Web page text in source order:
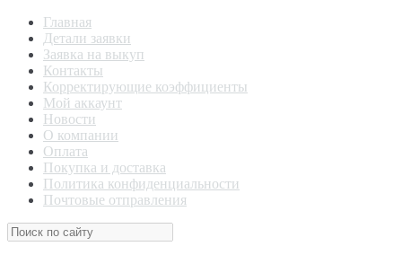
Главная
Детали заявки
Заявка на выкуп
Контакты
Корректирующие коэффициенты
Мой аккаунт
Новости
О компании
Оплата
Покупка и доставка
Политика конфиденциальности
Почтовые отправления